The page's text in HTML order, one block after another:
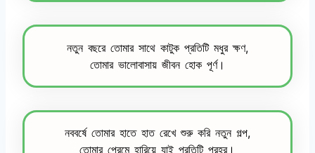
নতুন বছরে তোমার সাথে কাটুক প্রতিটি মধুর ক্ষণ,
তোমার ভালোবাসায় জীবন হোক পূর্ণ।
নববর্ষে তোমার হাতে হাত রেখে শুরু করি নতুন গল্প,
তোমার প্রেমে হারিয়ে যাই প্রতিটি প্রহর।